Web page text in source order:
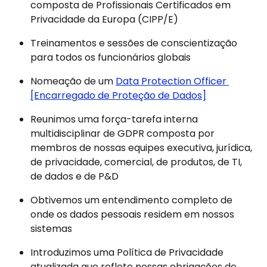
composta de Profissionais Certificados em
Privacidade da Europa (CIPP/E)
Treinamentos e sessões de conscientização
para todos os funcionários globais
Nomeação de um Data Protection Officer
[Encarregado de Proteção de Dados]
Reunimos uma força-tarefa interna
multidisciplinar de GDPR composta por
membros de nossas equipes executiva, jurídica,
de privacidade, comercial, de produtos, de TI,
de dados e de P&D
Obtivemos um entendimento completo de
onde os dados pessoais residem em nossos
sistemas
Introduzimos uma Política de Privacidade